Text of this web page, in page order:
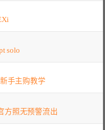
solo
手主购教学
方照无预警流出